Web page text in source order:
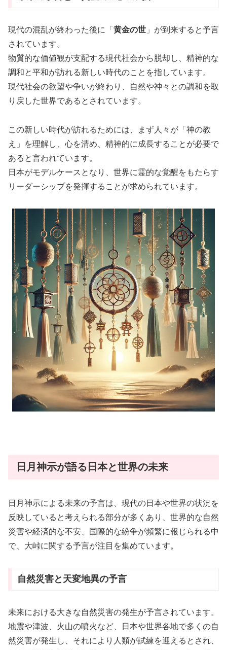
現代の混乱が終わった後に「 黄金の世 」が到来すると予言
されています。
物質的な価値観が支配する現代社会から脱却し、精神的な
調和と平和が訪れる新しい時代のことを指しています。
現代社会の欲望や争いが終わり、自然や神々との調和を取
り戻した世界であるとされています。
この新しい時代が訪れるためには、まず人々が「神の教
え」を理解し、心を清め、精神的に成長することが必要で
あると言われています。
日本がモデルケースとなり、世界に霊的な覚醒をもたらす
リーダーシップを発揮することが求められています。
日月神示が語る日本と世界の未来
日月神示による未来の予言は、現代の日本や世界の状況を
反映していると考えられる部分が多くあり、世界的な自然
災害や経済的な不安、国際的な紛争が頻繁に報じられる中
で、大峠に関する予言が注目を集めています。
自然災害と天変地異の予言
未来における大きな自然災害の発生が予言されています。
地震や津波、火山の噴火など、日本や世界各地で多くの自
然災害が発生し、それにより人類が試練を迎えるとされ、